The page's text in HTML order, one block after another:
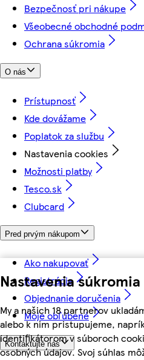
Nastavenia súkromia
My a našich 18 partnerov
alebo k nim pristupujeme,
identifikátorom v súboroch
osobných údajov. Svoj súhlas
Bezpečnosť pri nákupe
Všeobecné obchodné
Ochrana súkromia
O nás
Prístupnosť
Kde dovážame
Poplatok za službu
Nastavenia cookies
Možnosti platby
Tesco.sk
Clubcard
Pred prvým nákupom
Ako nakupovať
Registrácia
Objednanie doručenia
Moje obľúbené
Kontaktujte nás